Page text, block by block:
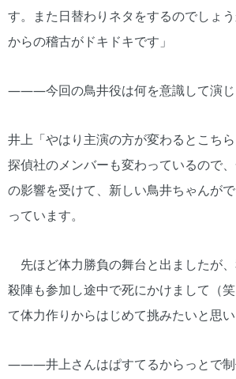
す。また日替わりネタをするのでしょ
からの稽古がドキドキです」
―――今回の鳥井役は何を意識して演じ
井上「やはり主演の方が変わるとこちら
探偵社のメンバーも変わっているので
の影響を受けて、新しい鳥井ちゃんが
っています。
先ほど体力勝負の舞台と出ましたが
殺陣も参加し途中で死にかけまして（
て体力作りからはじめて挑みたいと思い
―――井上さんはぱすてるからっとで制